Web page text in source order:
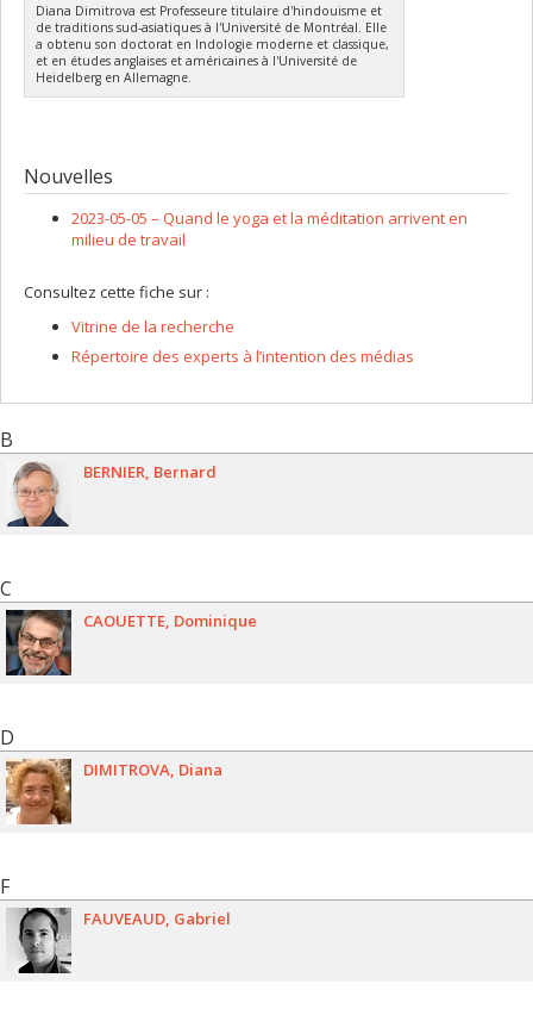
Diana Dimitrova est Professeure titulaire d'hindouisme et
de traditions sud-asiatiques à l'Université de Montréal. Elle
a obtenu son doctorat en Indologie moderne et classique,
et en études anglaises et américaines à l'Université de
Heidelberg en Allemagne.
Nouvelles
2023-05-05 – Quand le yoga et la méditation arrivent en
milieu de travail
Consultez cette fiche sur :
Vitrine de la recherche
Répertoire des experts à l’intention des médias
B
BERNIER Bernard
C
CAOUETTE Dominique
D
DIMITROVA Diana
F
FAUVEAUD Gabriel